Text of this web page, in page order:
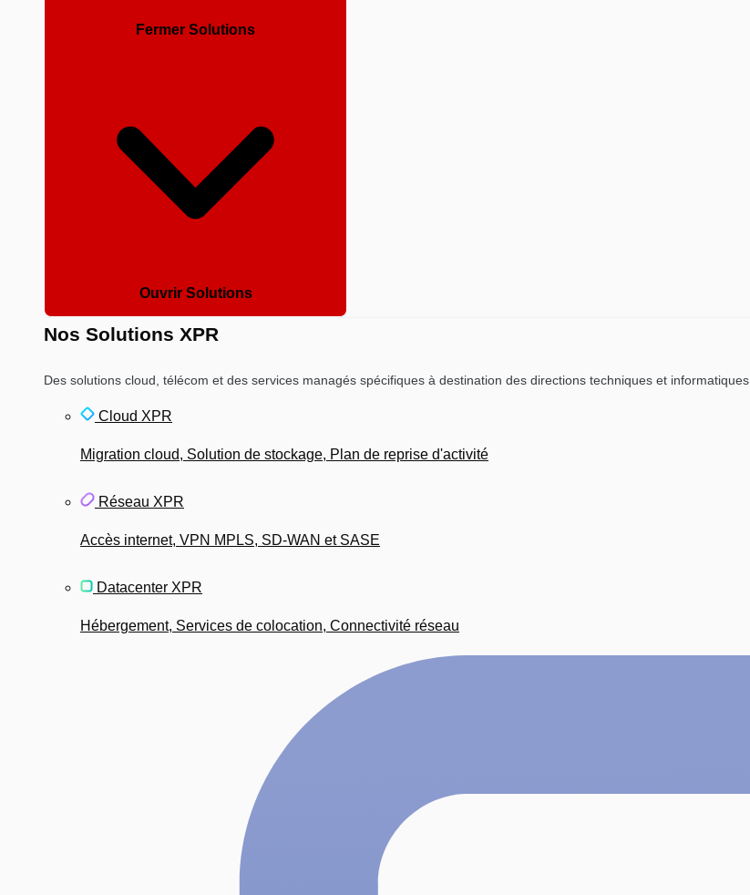
Fermer Solutions
Ouvrir Solutions
Nos Solutions XPR
Des solutions cloud, télécom et des services managés spécifiques à destination des directions techniques et informatiques.
Cloud XPR
Migration cloud, Solution de stockage, Plan de reprise d'activité
Réseau XPR
Accès internet, VPN MPLS, SD-WAN et SASE
Datacenter XPR
Hébergement, Services de colocation, Connectivité réseau